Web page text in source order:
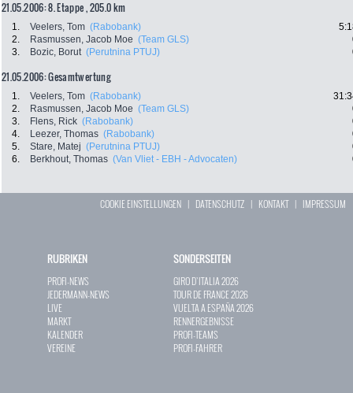
21.05.2006: 8. Etappe , 205.0 km
1. Veelers, Tom (Rabobank)
2.
Rasmussen, Jacob Moe (Team GLS)
3.
Bozic, Borut (Perutnina PTUJ)
21.05.2006: Gesamtwertung
1. Veelers, Tom (Rabobank)
2.
Rasmussen, Jacob Moe (Team GLS)
3.
Flens, Rick (Rabobank)
4.
Leezer, Thomas (Rabobank)
5.
Stare, Matej (Perutnina PTUJ)
6.
Berkhout, Thomas (Van Vliet - EBH - Advocaten)
COOKIE EINSTELLUNGEN | DATENSCHUTZ | KONTAKT| IMPRESSUM
RUBRIKEN
PROFI-NEWS
JEDERMANN-NEWS
LIVE
MARKT
KALENDER
VEREINE
SONDERSEITEN
GIRO D`ITALIA 2026
TOUR DE FRANCE 2026
VUELTA A ESPAÑA 2026
RENNERGEBNISSE
PROFI-TEAMS
PROFI-FAHRER